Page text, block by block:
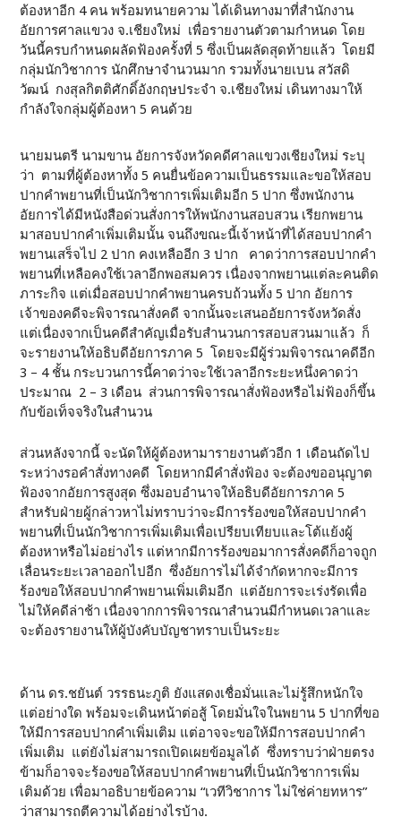
ต้องหาอีก 4 คน พร้อมทนายความ ได้เดินทางมาที่สำนักงาน
อัยการศาลแขวง จ.เชียงใหม่ เพื่อรายงานตัวตามกำหนด โดย
วันนี้ครบกำหนดผลัดฟ้องครั้งที่ 5 ซึ่งเป็นผลัดสุดท้ายแล้ว โดยมี
กลุ่มนักวิชาการ นักศึกษาจำนวนมาก รวมทั้งนายเบน สวัสดิ
วัฒน์ กงสุลกิตติศักดิ์อังกฤษประจำ จ.เชียงใหม่ เดินทางมาให้
กำลังใจกลุ่มผู้ต้องหา 5 คนด้วย
นายมนตรี นามขาน อัยการจังหวัดคดีศาลแขวงเชียงใหม่ ระบุ
ว่า ตามที่ผู้ต้องหาทั้ง 5 คนยื่นข้อความเป็นธรรมและขอให้สอบ
ปากคำพยานที่เป็นนักวิชาการเพิ่มเติมอีก 5 ปาก ซึ่งพนักงาน
อัยการได้มีหนังสือด่วนสั่งการให้พนักงานสอบสวน เรียกพยาน
มาสอบปากคำเพิ่มเติมนั้น จนถึงขณะนี้เจ้าหน้าที่ได้สอบปากคำ
พยานเสร็จไป 2 ปาก คงเหลืออีก 3 ปาก คาดว่าการสอบปากคำ
พยานที่เหลือคงใช้เวลาอีกพอสมควร เนื่องจากพยานแต่ละคนติด
ภาระกิจ แต่เมื่อสอบปากคำพยานครบถ้วนทั้ง 5 ปาก อัยการ
เจ้าของคดีจะพิจารณาสั่งคดี จากนั้นจะเสนออัยการจังหวัดสั่ง
แต่เนื่องจากเป็นคดีสำคัญเมื่อรับสำนวนการสอบสวนมาแล้ว ก็
จะรายงานให้อธิบดีอัยการภาค 5 โดยจะมีผู้ร่วมพิจารณาคดีอีก
3 – 4 ชั้น กระบวนการนี้คาดว่าจะใช้เวลาอีกระยะหนึ่งคาดว่า
ประมาณ 2 – 3 เดือน ส่วนการพิจารณาสั่งฟ้องหรือไม่ฟ้องก็ขึ้น
กับข้อเท็จจริงในสำนวน
ส่วนหลังจากนี้ จะนัดให้ผู้ต้องหามารายงานตัวอีก 1 เดือนถัดไป
ระหว่างรอคำสั่งทางคดี โดยหากมีคำสั่งฟ้อง จะต้องขออนุญาต
ฟ้องจากอัยการสูงสุด ซึ่งมอบอำนาจให้อธิบดีอัยการภาค 5
สำหรับฝ่ายผู้กล่าวหาไม่ทราบว่าจะมีการร้องขอให้สอบปากคำ
พยานที่เป็นนักวิชาการเพิ่มเติมเพื่อเปรียบเทียบและโต้แย้งผู้
ต้องหาหรือไม่อย่างไร แต่หากมีการร้องขอมาการสั่งคดีก็อาจถูก
เลื่อนระยะเวลาออกไปอีก ซึ่งอัยการไม่ได้จำกัดหากจะมีการ
ร้องขอให้สอบปากคำพยานเพิ่มเติมอีก แต่อัยการจะเร่งรัดเพื่อ
ไม่ให้คดีล่าช้า เนื่องจากการพิจารณาสำนวนมีกำหนดเวลาและ
จะต้องรายงานให้ผู้บังคับบัญชาทราบเป็นระยะ
ด้าน ดร.ชยันต์ วรรธนะภูติ ยังแสดงเชื่อมั่นและไม่รู้สึกหนักใจ
แต่อย่างใด พร้อมจะเดินหน้าต่อสู้ โดยมั่นใจในพยาน 5 ปากที่ขอ
ให้มีการสอบปากคำเพิ่มเติม แต่อาจจะขอให้มีการสอบปากคำ
เพิ่มเติม แต่ยังไม่สามารถเปิดเผยข้อมูลได้ ซึ่งทราบว่าฝ่ายตรง
ข้ามก็อาจจะร้องขอให้สอบปากคำพยานที่เป็นนักวิชาการเพิ่ม
เติมด้วย เพื่อมาอธิบายข้อความ “เวทีวิชาการ ไม่ใช่ค่ายทหาร”
ว่าสามารถตีความได้อย่างไรบ้าง.